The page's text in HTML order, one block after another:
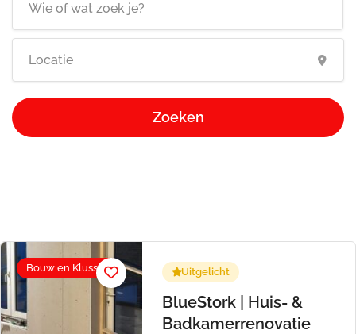
Zoeken
Bouw en Klussen Uitgelicht
BlueStork | Huis- &
Badkamerrenovatie